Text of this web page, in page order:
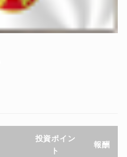
投資ポイン
ト
報酬